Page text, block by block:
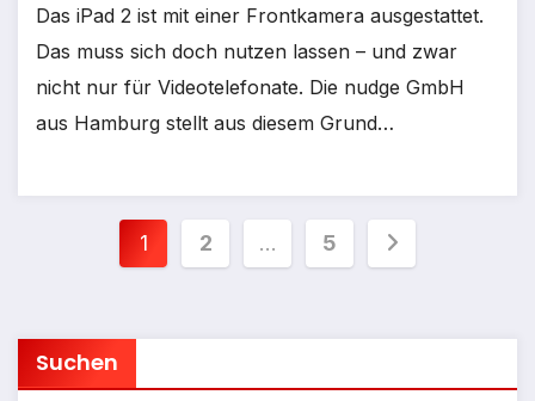
Das iPad 2 ist mit einer Frontkamera ausgestattet.
Das muss sich doch nutzen lassen – und zwar
nicht nur für Videotelefonate. Die nudge GmbH
aus Hamburg stellt aus diesem Grund…
Seitennummerierung
Beiträge
1 2 … 5
Suchen